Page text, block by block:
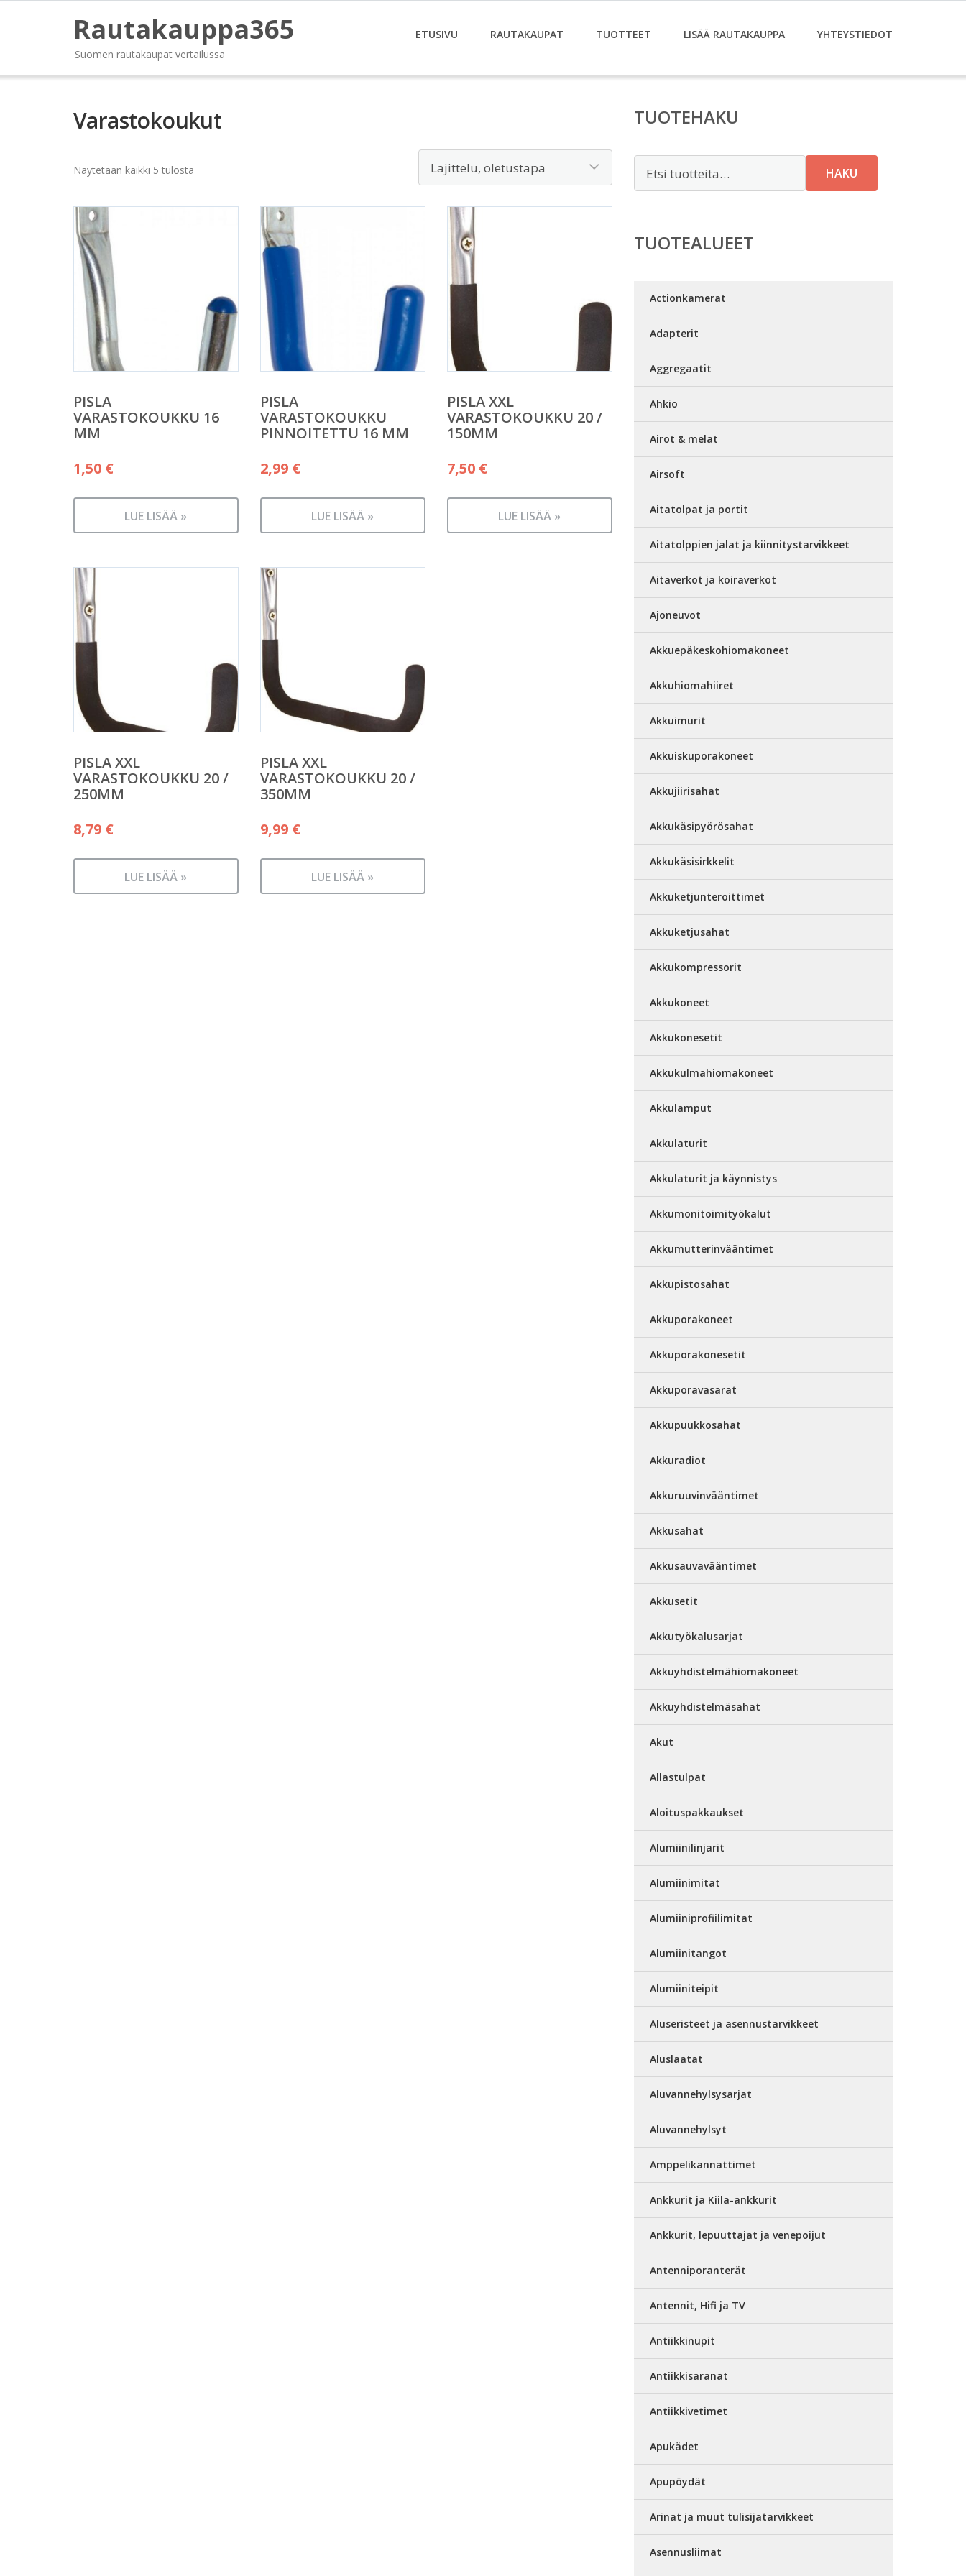
Rautakauppa365
Suomen rautakaupat vertailussa
ETUSIVU RAUTAKAUPAT TUOTTEET LISÄÄ RAUTAKAUPPA YHTEYSTIEDOT
Varastokoukut
Näytetään kaikki 5 tulosta
PISLA
VARASTOKOUKKU 16
MM
1,50 €
LUE LISÄÄ »
PISLA
VARASTOKOUKKU
PINNOITETTU 16 MM
2,99 €
LUE LISÄÄ »
PISLA XXL
VARASTOKOUKKU 20 /
150MM
7,50 €
LUE LISÄÄ »
PISLA XXL
VARASTOKOUKKU 20 /
250MM
8,79 €
LUE LISÄÄ »
PISLA XXL
VARASTOKOUKKU 20 /
350MM
9,99 €
LUE LISÄÄ »
TUOTEHAKU
HAKU
TUOTEALUEET
Actionkamerat
Adapterit
Aggregaatit
Ahkio
Airot & melat
Airsoft
Aitatolpat ja portit
Aitatolppien jalat ja kiinnitystarvikkeet
Aitaverkot ja koiraverkot
Ajoneuvot
Akkuepäkeskohiomakoneet
Akkuhiomahiiret
Akkuimurit
Akkuiskuporakoneet
Akkujiirisahat
Akkukäsipyörösahat
Akkukäsisirkkelit
Akkuketjunteroittimet
Akkuketjusahat
Akkukompressorit
Akkukoneet
Akkukonesetit
Akkukulmahiomakoneet
Akkulamput
Akkulaturit
Akkulaturit ja käynnistys
Akkumonitoimityökalut
Akkumutterinvääntimet
Akkupistosahat
Akkuporakoneet
Akkuporakonesetit
Akkuporavasarat
Akkupuukkosahat
Akkuradiot
Akkuruuvinvääntimet
Akkusahat
Akkusauvavääntimet
Akkusetit
Akkutyökalusarjat
Akkuyhdistelmähiomakoneet
Akkuyhdistelmäsahat
Akut
Allastulpat
Aloituspakkaukset
Alumiinilinjarit
Alumiinimitat
Alumiiniprofiilimitat
Alumiinitangot
Alumiiniteipit
Aluseristeet ja asennustarvikkeet
Aluslaatat
Aluvannehylsysarjat
Aluvannehylsyt
Amppelikannattimet
Ankkurit ja Kiila-ankkurit
Ankkurit, lepuuttajat ja venepoijut
Antenniporanterät
Antennit, Hifi ja TV
Antiikkinupit
Antiikkisaranat
Antiikkivetimet
Apukädet
Apupöydät
Arinat ja muut tulisijatarvikkeet
Asennusliimat